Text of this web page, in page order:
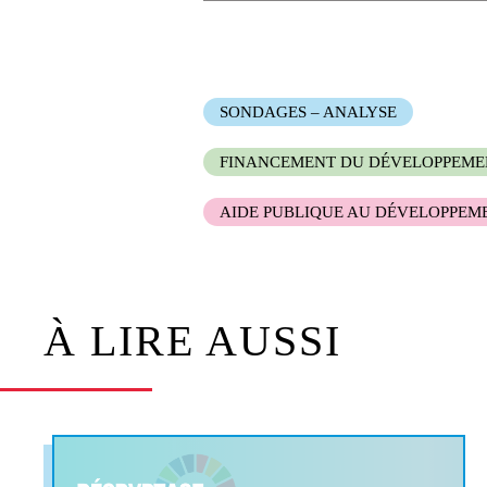
SONDAGES – ANALYSE
FINANCEMENT DU
AIDE PUBLIQUE AU
À LIRE AUSSI